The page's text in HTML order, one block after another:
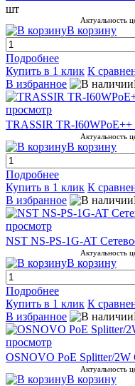
шт
Актуальность
В корзину
Подробнее
Купить в 1 клик К
В избранное
просмотр
TRASSIR TR-I60WPoE++
Актуальность
В корзину
Подробнее
Купить в 1 клик К
В избранное
просмотр
NST NS-PS-1G-AT
Актуальность
В корзину
Подробнее
Купить в 1 клик К
В избранное
просмотр
OSNOVO PoE Splitter/2W
Актуальность
В корзину